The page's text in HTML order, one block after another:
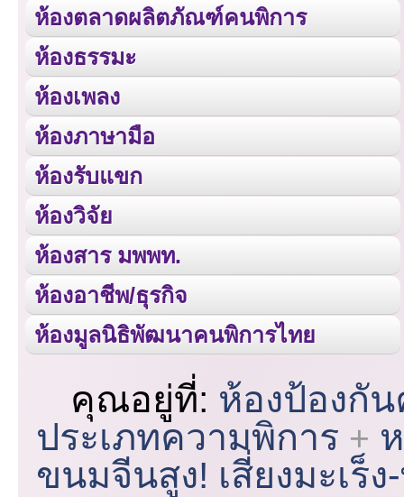
ห้องตลาดผลิตภัณฑ์คนพิการ
ห้องธรรมะ
ห้องเพลง
ห้องภาษามือ
ห้องรับแขก
ห้องวิจัย
ห้องสาร มพพท.
ห้องอาชีพ/ธุรกิจ
ห้องมูลนิธิพัฒนาคนพิการไทย
คุณอยู่ที่: ห้องป้องกั
ประเภทความพิการ
ขนมจีนสูง! เสี่ยงมะเร็ง